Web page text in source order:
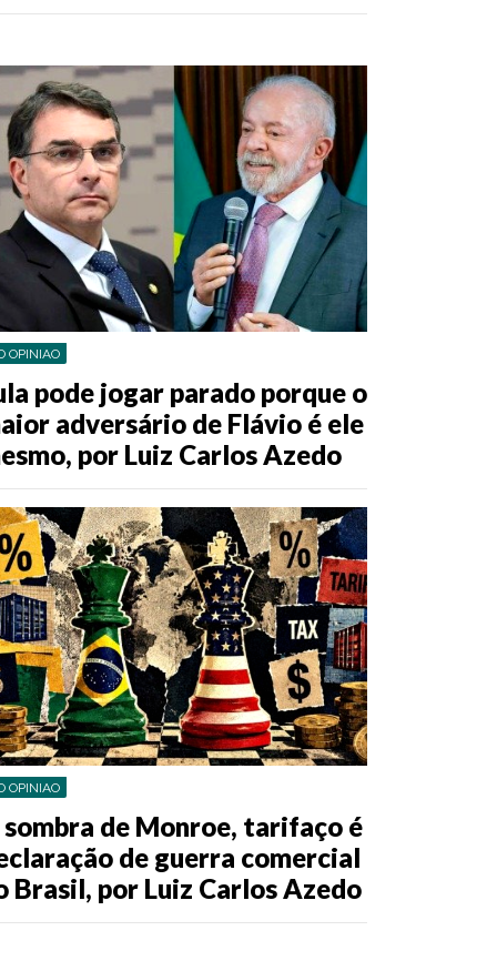
OPINIAO
pode jogar parado porque o
adversário de Flávio é ele
por Luiz Carlos Azedo
OPINIAO
de Monroe, tarifaço é
de guerra comercial
Brasil, por Luiz Carlos Azedo